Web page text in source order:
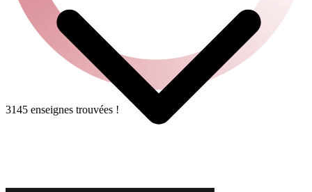
3145 enseignes trouvées !